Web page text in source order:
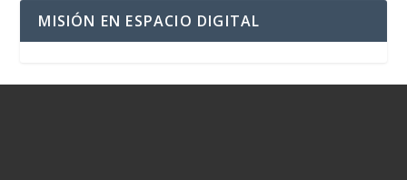
MISIÓN EN ESPACIO DIGITAL